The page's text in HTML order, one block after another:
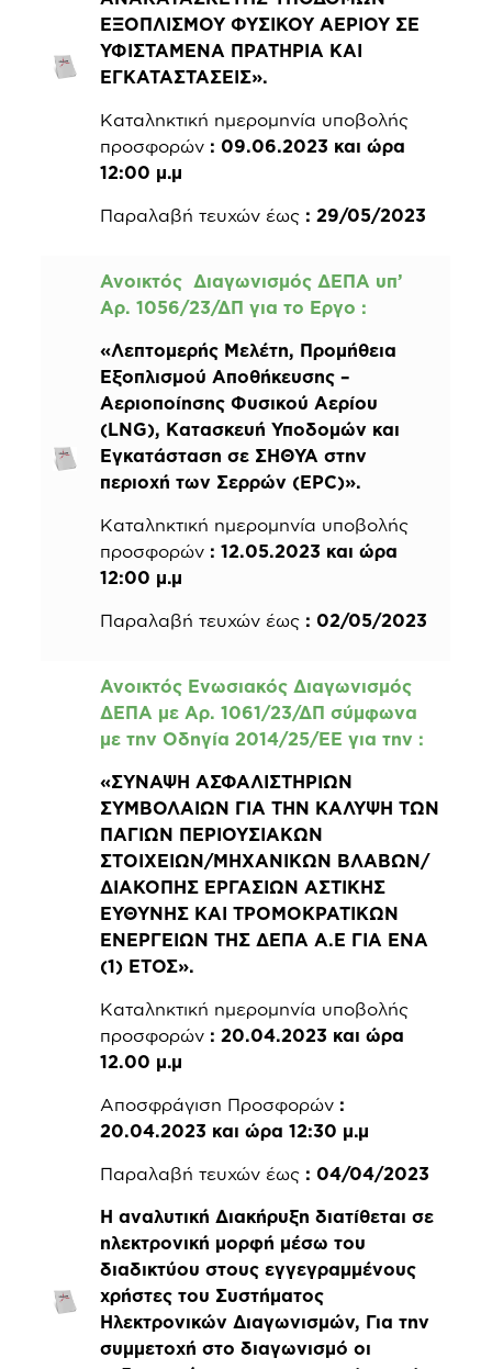
ΕΞΟΠΛΙΣΜΟΥ ΦΥΣΙΚΟΥ ΑΕΡΙΟΥ ΣΕ
ΥΦΙΣΤΑΜΕΝΑ ΠΡΑΤΗΡΙΑ ΚΑΙ
ΕΓΚΑΤΑΣΤΑΣΕΙΣ».
Καταληκτική ημερομηνία υποβολής
προσφορών : 09.06.2023 και ώρα
12:00 μ.μ
Παραλαβή τευχών έως : 29/05/2023
Ανοικτός Διαγωνισμός ΔΕΠΑ υπ’
Αρ. 1056/23/ΔΠ για το Εργο :
«Λεπτομερής Μελέτη, Προμήθεια
Εξοπλισμού Αποθήκευσης –
Αεριοποίησης Φυσικού Αερίου
(LNG), Κατασκευή Υποδομών και
Εγκατάσταση σε ΣΗΘΥΑ στην
περιοχή των Σερρών (EPC)».
Καταληκτική ημερομηνία υποβολής
προσφορών : 12.05.2023 και ώρα
12:00 μ.μ
Παραλαβή τευχών έως : 02/05/2023
Ανοικτός Ενωσιακός Διαγωνισμός
ΔΕΠΑ με Αρ. 1061/23/ΔΠ σύμφωνα
με την Οδηγία 2014/25/ΕΕ για την :
«ΣΥΝΑΨΗ ΑΣΦΑΛΙΣΤΗΡΙΩΝ
ΣΥΜΒΟΛΑΙΩΝ ΓΙΑ ΤΗΝ ΚΑΛΥΨΗ ΤΩΝ
ΠΑΓΙΩΝ ΠΕΡΙΟΥΣΙΑΚΩΝ
ΣΤΟΙΧΕΙΩΝ/ΜΗΧΑΝΙΚΩΝ ΒΛΑΒΩΝ/
ΔΙΑΚΟΠΗΣ ΕΡΓΑΣΙΩΝ ΑΣΤΙΚΗΣ
ΕΥΘΥΝΗΣ KAI ΤΡΟΜΟΚΡΑΤΙΚΩΝ
ΕΝΕΡΓΕΙΩΝ ΤΗΣ ΔΕΠΑ Α.Ε ΓΙΑ ΕΝΑ
(1) ΕΤΟΣ».
Καταληκτική ημερομηνία υποβολής
προσφορών : 20.04.2023 και ώρα
12.00 μ.μ
Αποσφράγιση Προσφορών :
20.04.2023 και ώρα 12:30 μ.μ
Παραλαβή τευχών έως : 04/04/2023
Η αναλυτική Διακήρυξη διατίθεται σε
ηλεκτρονική μορφή μέσω του
διαδικτύου στους εγγεγραμμένους
χρήστες του Συστήματος
Ηλεκτρονικών Διαγωνισμών, Για την
συμμετοχή στο διαγωνισμό οι